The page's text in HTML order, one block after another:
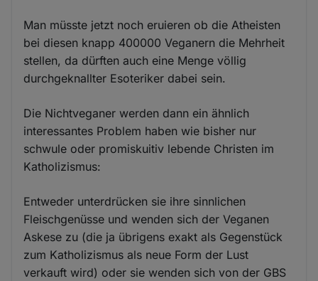
Man müsste jetzt noch eruieren ob die Atheisten
bei diesen knapp 400000 Veganern die Mehrheit
stellen, da dürften auch eine Menge völlig
durchgeknallter Esoteriker dabei sein.
Die Nichtveganer werden dann ein ähnlich
interessantes Problem haben wie bisher nur
schwule oder promiskuitiv lebende Christen im
Katholizismus:
Entweder unterdrücken sie ihre sinnlichen
Fleischgenüsse und wenden sich der Veganen
Askese zu (die ja übrigens exakt als Gegenstück
zum Katholizismus als neue Form der Lust
verkauft wird) oder sie wenden sich von der GBS